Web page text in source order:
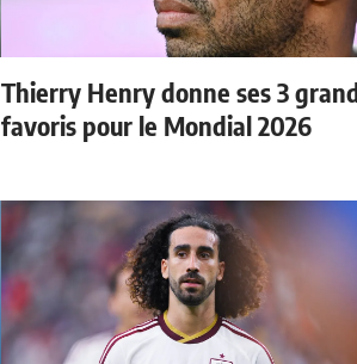
Thierry Henry donne ses 3
favoris pour le Mondial 2026